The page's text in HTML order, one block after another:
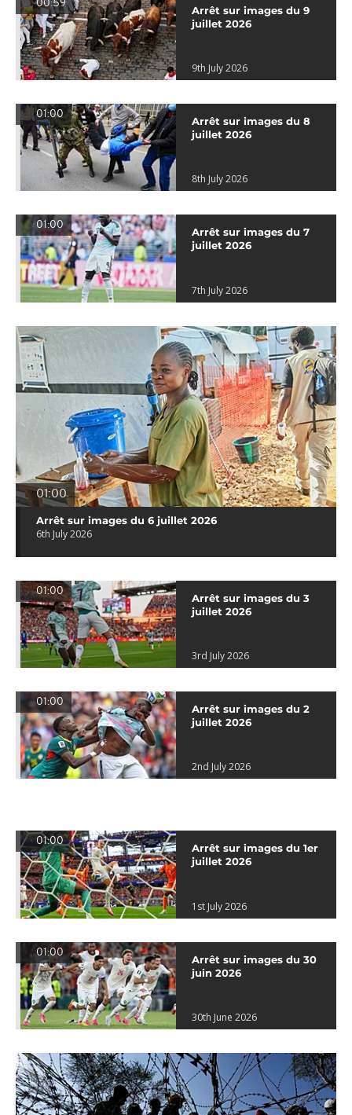
00:59
Arrêt sur images du 9
juillet 2026
9th July 2026
01:00
Arrêt sur images du 8
juillet 2026
8th July 2026
01:00
Arrêt sur images du 7
juillet 2026
7th July 2026
01:00
Arrêt sur images du 6 juillet 2026
6th July 2026
01:00
Arrêt sur images du 3
juillet 2026
3rd July 2026
01:00
Arrêt sur images du 2
juillet 2026
2nd July 2026
01:00
Arrêt sur images du 1er
juillet 2026
1st July 2026
01:00
Arrêt sur images du 30
juin 2026
30th June 2026